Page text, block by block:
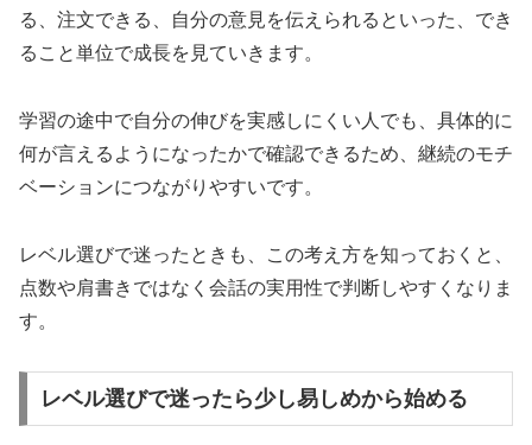
る、注文できる、自分の意見を伝えられるといった、でき
ること単位で成長を見ていきます。
学習の途中で自分の伸びを実感しにくい人でも、具体的に
何が言えるようになったかで確認できるため、継続のモチ
ベーションにつながりやすいです。
レベル選びで迷ったときも、この考え方を知っておくと、
点数や肩書きではなく会話の実用性で判断しやすくなりま
す。
レベル選びで迷ったら少し易しめから始める